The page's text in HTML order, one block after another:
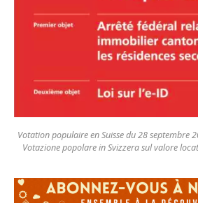
Votation populaire en Suisse du 28 septembre
Votazione popolare in Svizzera sul valore